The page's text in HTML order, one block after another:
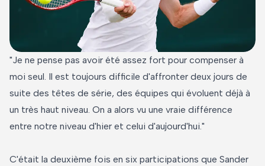
"Je ne pense pas avoir été assez fort pour compenser à
moi seul. Il est toujours difficile d'affronter deux jours de
suite des têtes de série, des équipes qui évoluent déjà à
un très haut niveau. On a alors vu une vraie différence
entre notre niveau d'hier et celui d'aujourd'hui."
C'était la deuxième fois en six participations que Sander